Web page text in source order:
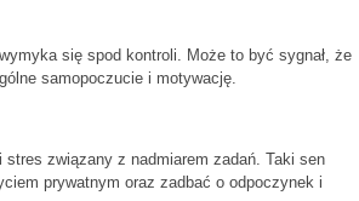
się spod kontroli. Może to być sygnał, że
samopoczucie i motywację.
i stres związany z nadmiarem zadań. Taki sen
prywatnym oraz zadbać o odpoczynek i